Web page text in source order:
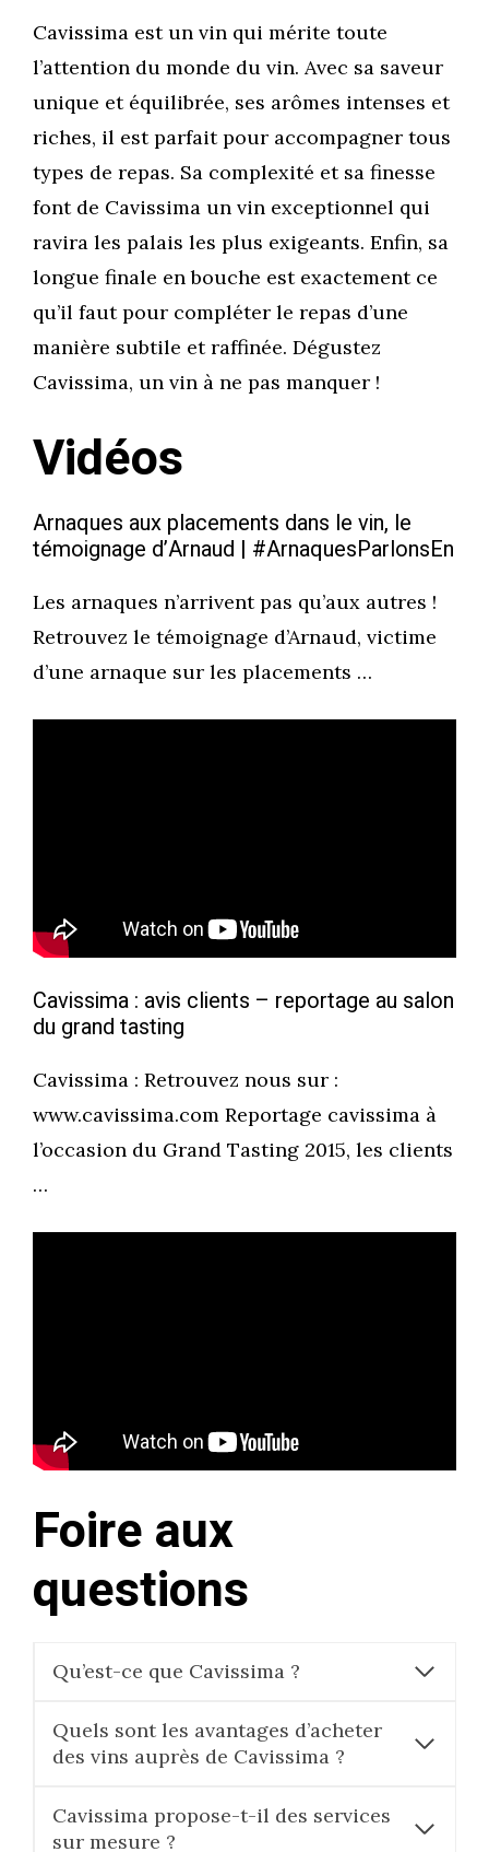
Cavissima est un vin qui mérite toute
l’attention du monde du vin. Avec sa saveur
unique et équilibrée, ses arômes intenses et
riches, il est parfait pour accompagner tous
types de repas. Sa complexité et sa finesse
font de Cavissima un vin exceptionnel qui
ravira les palais les plus exigeants. Enfin, sa
longue finale en bouche est exactement ce
qu’il faut pour compléter le repas d’une
manière subtile et raffinée. Dégustez
Cavissima, un vin à ne pas manquer !
Vidéos
Arnaques aux placements dans le vin, le
témoignage d’Arnaud | #ArnaquesParlonsEn
Les arnaques n’arrivent pas qu’aux autres !
Retrouvez le témoignage d’Arnaud, victime
d’une arnaque sur les placements …
Cavissima : avis clients – reportage au salon
du grand tasting
Cavissima : Retrouvez nous sur :
www.cavissima.com Reportage cavissima à
l’occasion du Grand Tasting 2015, les clients
…
Foire aux
questions
Qu’est-ce que Cavissima ?
Quels sont les avantages d’acheter
des vins auprès de Cavissima ?
Cavissima propose-t-il des services
sur mesure ?